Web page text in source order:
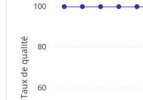
Taux de qualité 60
80
100